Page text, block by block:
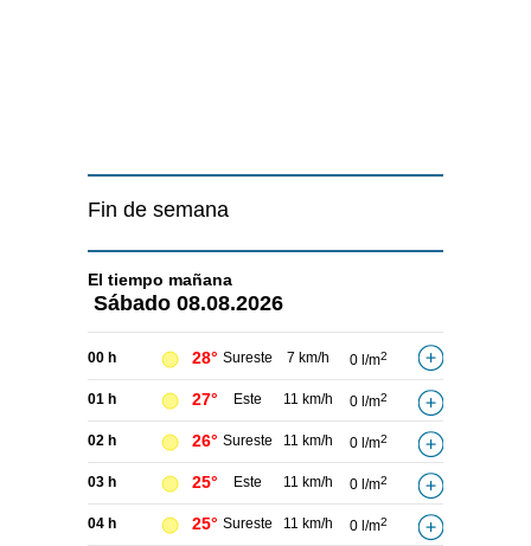
Fin de semana
El tiempo mañana
Sábado 08.08.2026
00 h 28° Sureste 7 km/h 0 l/m2
01 h 27° Este 11 km/h 0 l/m2
02 h 26° Sureste 11 km/h 0 l/m2
03 h 25° Este 11 km/h 0 l/m2
04 h 25° Sureste 11 km/h 0 l/m2